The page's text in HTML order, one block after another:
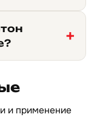
и применение